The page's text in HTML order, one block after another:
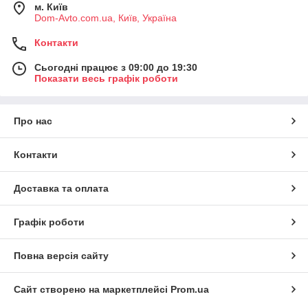
м. Київ
Dom-Avto.com.ua, Київ, Україна
Контакти
Сьогодні працює з 09:00 до 19:30
Показати весь графік роботи
Про нас
Контакти
Доставка та оплата
Графік роботи
Повна версія сайту
Сайт створено на маркетплейсі Prom.ua